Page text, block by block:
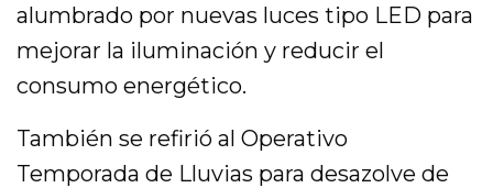
alumbrado por nuevas luces tipo LED para
mejorar la iluminación y reducir el
consumo energético.
También se refirió al Operativo
Temporada de Lluvias para desazolve de